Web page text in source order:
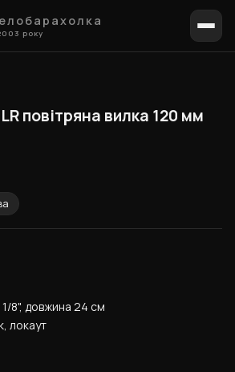
року
повітряна вилка 120 мм
8", довжина 24 см
локаут